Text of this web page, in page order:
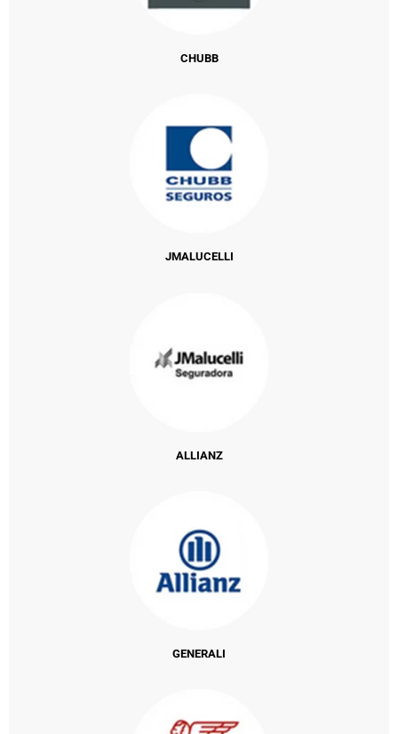
CHUBB
JMALUCELLI
ALLIANZ
GENERALI